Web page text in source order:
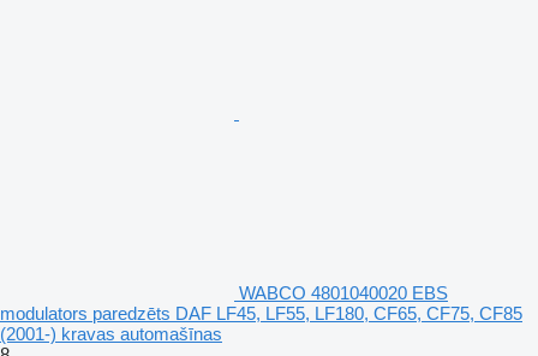
WABCO 4801040020 EBS
modulators paredzēts DAF LF45, LF55, LF180, CF65, CF75, CF85
(2001-) kravas automašīnas